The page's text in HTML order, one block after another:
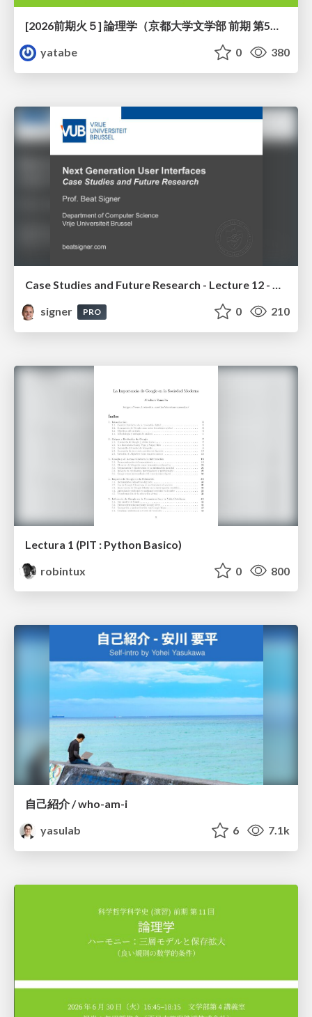
yatabe
0 380
Case Studies and Future Research - Lecture 12 - Next Generation User Interfaces (4018166FNR)
signer
PRO 0 210
Lectura 1 (PIT : Python Basico)
robintux
0 800
自己紹介 / who-am-i
yasulab
6 7.1k